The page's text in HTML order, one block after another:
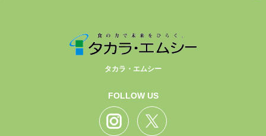
タカラ・エムシー
FOLLOW US